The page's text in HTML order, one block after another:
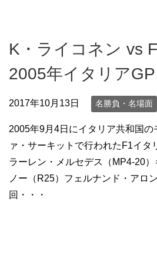
K・ライコネン vs
2005年イタリアGP
2017年10月13日 名勝負・名場面
2005年9月4日にイタリア共和国の
ァ・サーキットで行われたF1イタ
ラーレン・メルセデス（MP4-20
ノー（R25）フェルナンド・アロ
回・・・